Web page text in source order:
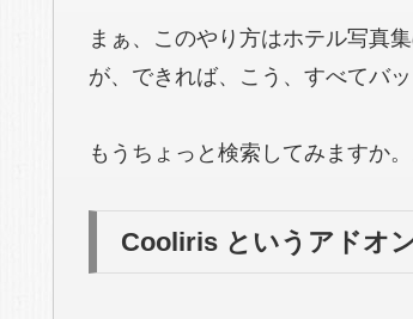
まぁ、このやり方はホテル写真
が、できれば、こう、すべてバ
もうちょっと検索してみますか。
Cooliris というアドオ